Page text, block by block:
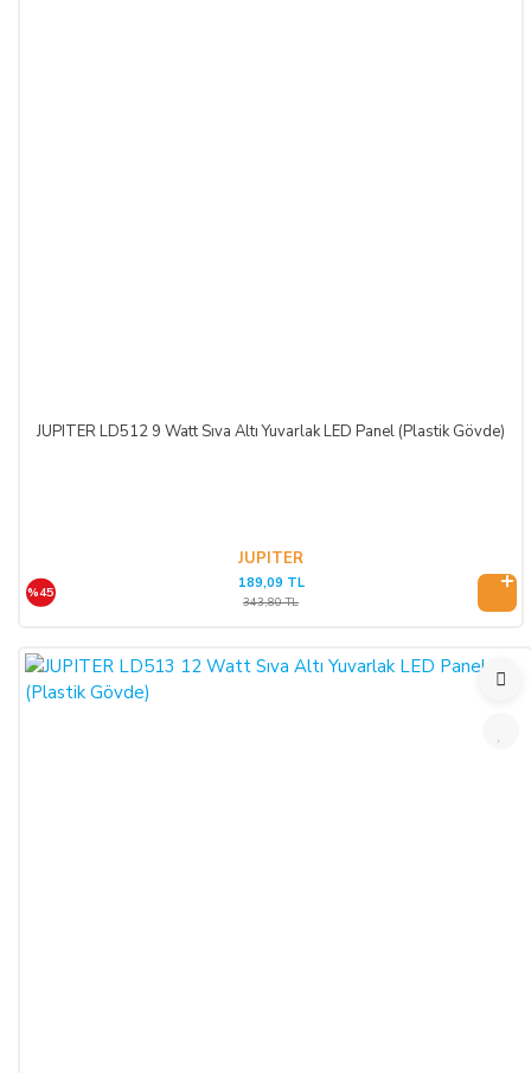
JUPITER LD512 9 Watt Sıva Altı Yuvarlak LED Panel (Plastik Gövde)
JUPITER
%45
189,09 TL
343,80 TL